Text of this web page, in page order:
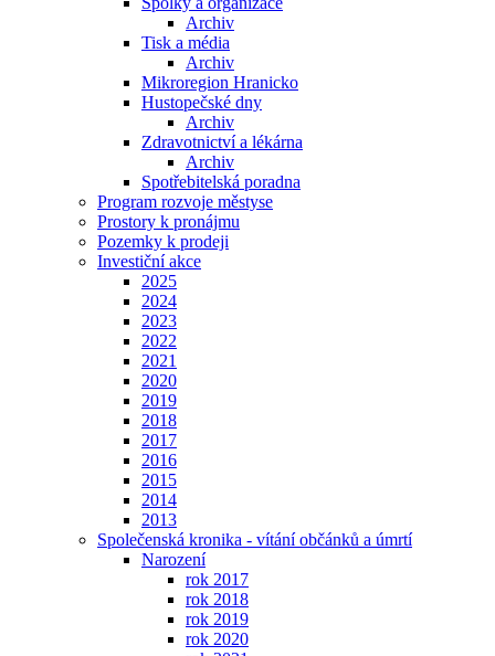
Archiv
Tisk a média
Archiv
Mikroregion Hranicko
Hustopečské dny
Archiv
Zdravotnictví a lékárna
Archiv
Spotřebitelská poradna
Program rozvoje městyse
Prostory k pronájmu
Pozemky k prodeji
Investiční akce
2025
2024
2023
2022
2021
2020
2019
2018
2017
2016
2015
2014
2013
Společenská kronika - vítání občánků a úmrtí
Narození
rok 2017
rok 2018
rok 2019
rok 2020